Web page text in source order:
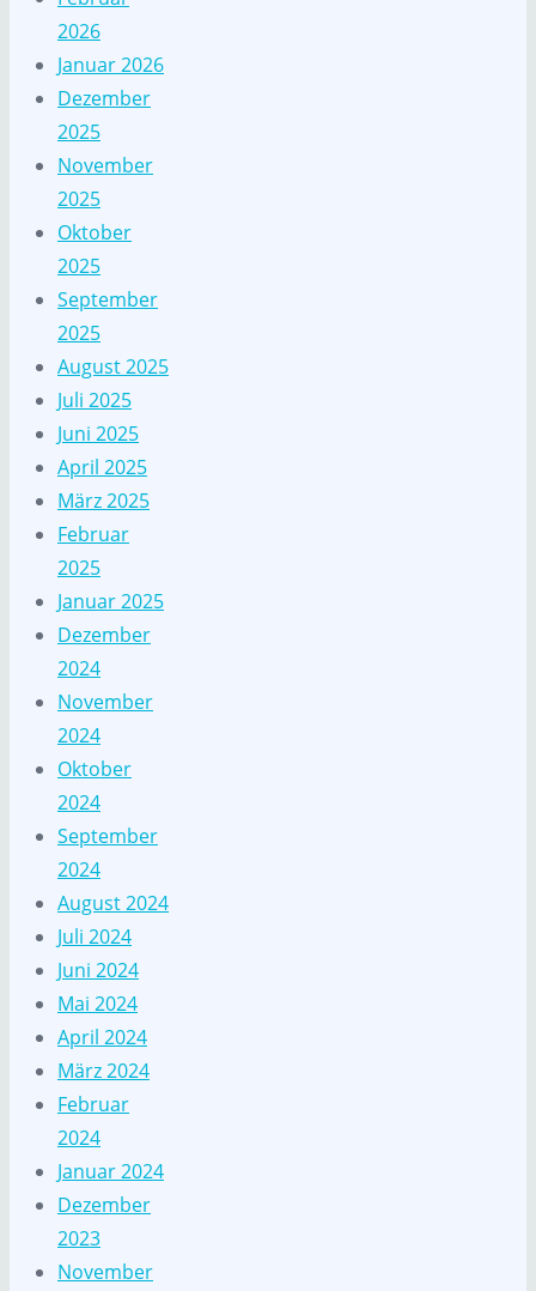
2026
Januar 2026
Dezember
2025
November
2025
Oktober
2025
September
2025
August 2025
Juli 2025
Juni 2025
April 2025
März 2025
Februar
2025
Januar 2025
Dezember
2024
November
2024
Oktober
2024
September
2024
August 2024
Juli 2024
Juni 2024
Mai 2024
April 2024
März 2024
Februar
2024
Januar 2024
Dezember
2023
November